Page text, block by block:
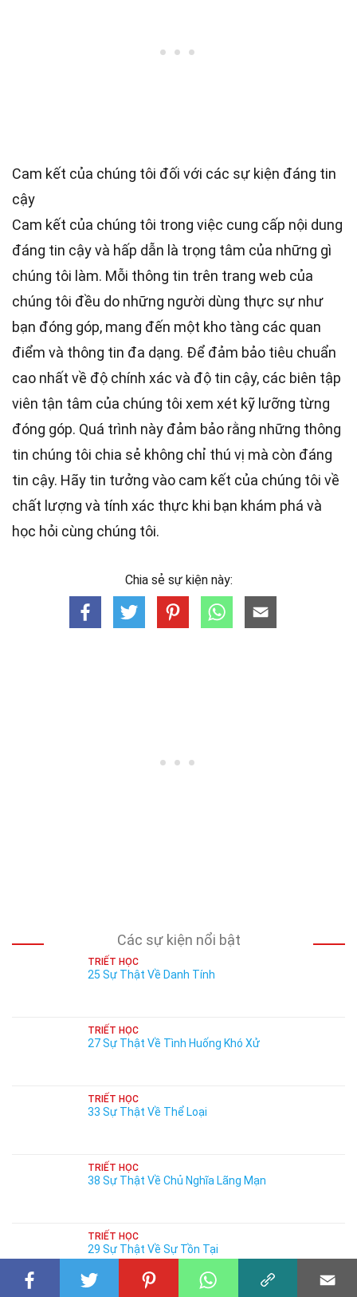
Cam kết của chúng tôi đối với các sự kiện đáng tin
cậy
Cam kết của chúng tôi trong việc cung cấp nội dung
đáng tin cậy và hấp dẫn là trọng tâm của những gì
chúng tôi làm. Mỗi thông tin trên trang web của
chúng tôi đều do những người dùng thực sự như
bạn đóng góp, mang đến một kho tàng các quan
điểm và thông tin đa dạng. Để đảm bảo tiêu chuẩn
cao nhất về độ chính xác và độ tin cậy, các biên tập
viên tận tâm của chúng tôi xem xét kỹ lưỡng từng
đóng góp. Quá trình này đảm bảo rằng những thông
tin chúng tôi chia sẻ không chỉ thú vị mà còn đáng
tin cậy. Hãy tin tưởng vào cam kết của chúng tôi về
chất lượng và tính xác thực khi bạn khám phá và
học hỏi cùng chúng tôi.
Chia sẻ sự kiện này:
Các sự kiện nổi bật
TRIẾT HỌC
25 Sự Thật Về Danh Tính
TRIẾT HỌC
27 Sự Thật Về Tình Huống Khó Xử
TRIẾT HỌC
33 Sự Thật Về Thể Loại
TRIẾT HỌC
38 Sự Thật Về Chủ Nghĩa Lãng Mạn
TRIẾT HỌC
29 Sự Thật Về Sự Tồn Tại